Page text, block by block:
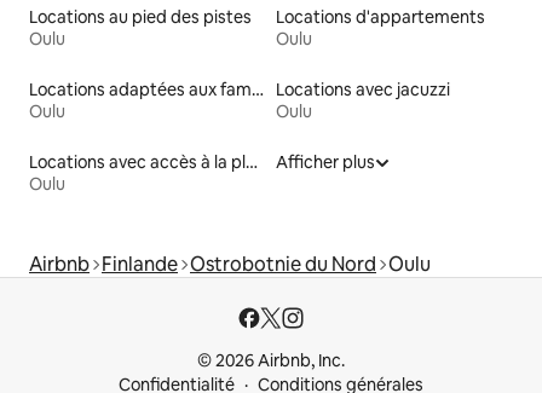
Locations au pied des pistes
Oulu
Locations d'appartements
Oulu
Locations adaptées aux familles
Oulu
Locations avec jacuzzi
Oulu
Locations avec accès à la plage
Oulu
Afficher plus
Airbnb Finlande Ostrobotnie du Nord Oulu
© 2026 Airbnb, Inc.
Confidentialité
Conditions générales